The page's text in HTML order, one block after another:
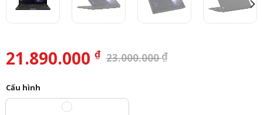
21.890.000 ₫ 23.000.000₫
Cấu hình